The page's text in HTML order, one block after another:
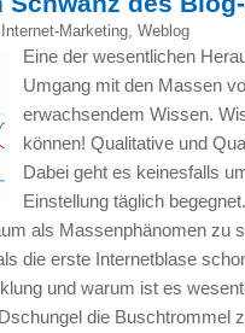
Internet-Marketing Weblog
Eine der wesentlichen
Umgang mit den Massen
erwachsendem Wissen.
können! Qualitative und
Dabei geht es keinesfalls
Einstellung täglich
als Massenphänomen zu
die erste Internetblase
und warum ist es
die Buschtrommel